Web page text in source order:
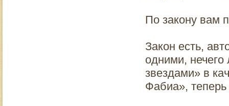
По закону вам
Закон есть,
одними,
звездами» в
Фабиа», теперь